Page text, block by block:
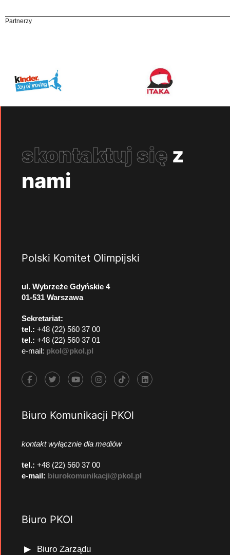
Partnerzy
skontaktuj się z
nami
Polski Komitet Olimpijski
ul. Wybrzeże Gdyńskie 4
01-531 Warszawa
Sekretariat:
tel.: +48 (22) 560 37 00
tel.: +48 (22) 560 37 01
e-mail: pkol@pkol.pl
Biuro Komunikacji PKOl
kontakt wyłącznie dla mediów
tel.: +48 (22) 560 37 00
e-mail: biurokomunikacji@pkol.pl
Biuro PKOl
Biuro Zarządu